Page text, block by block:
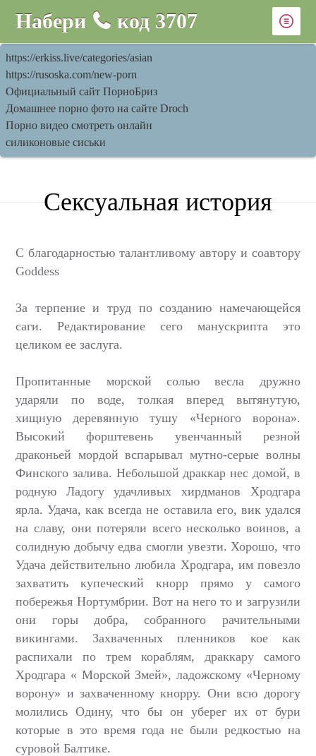
Набери код 3707
https://erkiss.live/categories/asian
https://rusoska.com/new-porn
Официальный сайт ПорноБриз
Домашнее порно фото на сайте Droch
Порно видео смотреть онлайн
силиконовые сиськи
Сексуальная история
С благодарностью талантливому автору и соавтору
Gоddеss
За терпение и труд по созданию намечающейся
саги. Редактирование сего манускрипта это
целиком ее заслуга.
Пропитанные морской солью весла дружно
ударяли по воде, толкая вперед вытянутую,
хищную деревянную тушу «Черного ворона».
Высокий форштевень увенчанный резной
драконьей мордой вспарывал мутно-серые волны
Финского залива. Небольшой драккар нес домой, в
родную Ладогу удачливых хирдманов Хродгара
ярла. Удача, как всегда не оставила его, вик удался
на славу, они потеряли всего несколько воинов, а
солидную добычу едва смогли увезти. Хорошо, что
Удача действительно любила Хродгара, им повезло
захватить купеческий кнорр прямо у самого
побережья Нортумбрии. Вот на него то и загрузили
они горы добра, собранного рачительными
викингами. Захваченных пленников кое как
распихали по трем кораблям, драккару самого
Хродгара « Морской Змей», ладожскому «Черному
ворону» и захваченному кнорру. Они всю дорогу
молились Одину, что бы он уберег их от бури
которые в это время года не были редкостью на
суровой Балтике.